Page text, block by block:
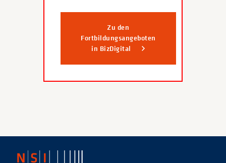
Zu den
Fortbildungsangeboten
in BizDigital